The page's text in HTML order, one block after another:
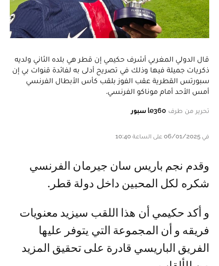
قال الدولي المغربي أشرف حكيمي إن قطر هي بلده الثاني ولديه
ذكريات جميلة فيها وذلك في تصريح أدلى به لفائدة قنوات بي إن
سبورتس القطرية عقب الفوز بلقب كأس الأبطال الفرنسي
أمس الأحد أمام موناكو الفرنسي.
تحرير من طرف le360 سبور
في 06/01/2025 على الساعة 10:40
و قدم نجم باريس سان جيرمان الفرنسي
شكره لكل المحبين داخل دولة قطر.
و أكد حكيمي أن هذا اللقب سيزيد معنويات
فريقه و أن المجموعة التي يتوفر عليها
الفريق الباريسي قادرة على تحقيق المزيد